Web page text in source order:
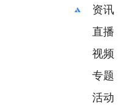
资讯
推荐
财经
项目推荐
安徽
直播
视频
专题
活动